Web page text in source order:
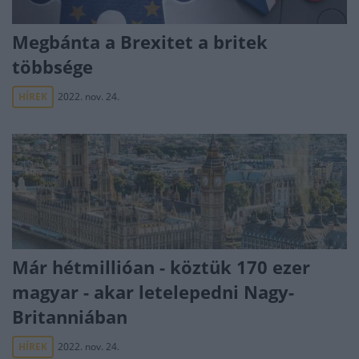
Megbánta a Brexitet a britek
többsége
HÍREK 2022. nov. 24.
Már hétmillióan - köztük 170 ezer
magyar - akar letelepedni Nagy-
Britanniában
HÍREK 2022. nov. 24.